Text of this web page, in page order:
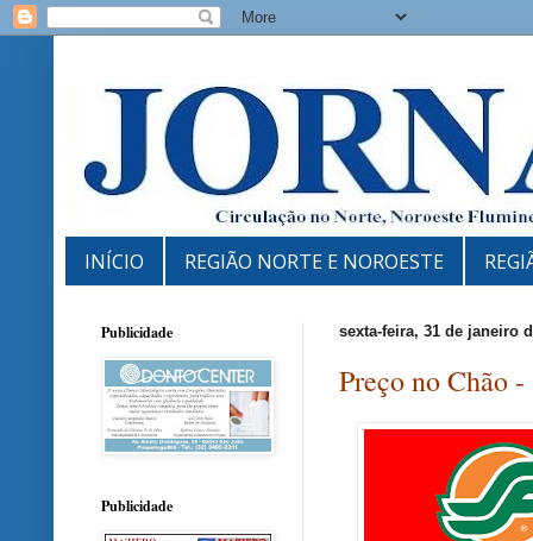
INÍCIO REGIÃO NORTE E NOROESTE
sexta-feira, 31 de janeiro
Preço no Chão
Publicidade
Publicidade